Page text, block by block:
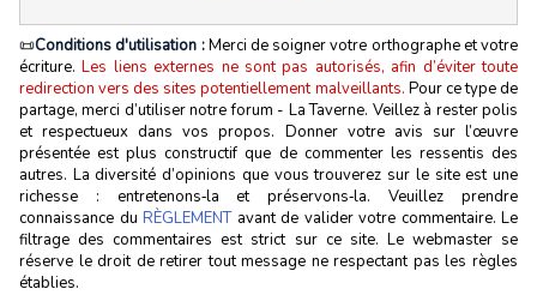
📜Conditions d'utilisation :Merci de soigner votre orthographe et votre
écriture.Les liens externes ne sont pas autorisés, afin d’éviter toute
redirection vers des sites potentiellement malveillants. Pour ce type de
partage, merci d’utiliser notre forum - La Taverne. Veillez à rester polis
et respectueux dans vos propos. Donner votre avis sur l’œuvre
présentée est plus constructif que de commenter les ressentis des
autres. La diversité d’opinions que vous trouverez sur le site est une
richesse : entretenons‑la et préservons‑la. Veuillez prendre
connaissance du RÈGLEMENTavant de valider votre commentaire. Le
filtrage des commentaires est strict sur ce site. Le webmaster se
réserve le droit de retirer tout message ne respectant pas les règles
établies.